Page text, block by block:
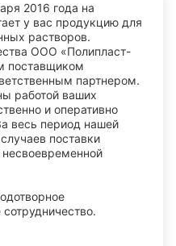
2016 года на
у вас продукцию для
растворов.
ООО «Полипласт-
поставщиком
партнером.
работой ваших
и оперативно
весь период нашей
поставки
несвоевременной